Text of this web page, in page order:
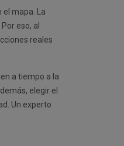
el mapa. La
eso, al
reales
a tiempo a la
elegir el
Un experto